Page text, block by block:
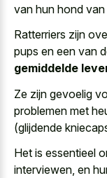
van hun hond
Ratterriers zijn
pups en een van
gemiddelde
Ze zijn gevoelig
problemen met
(glijdende
Het is essentieel
interviewen, en